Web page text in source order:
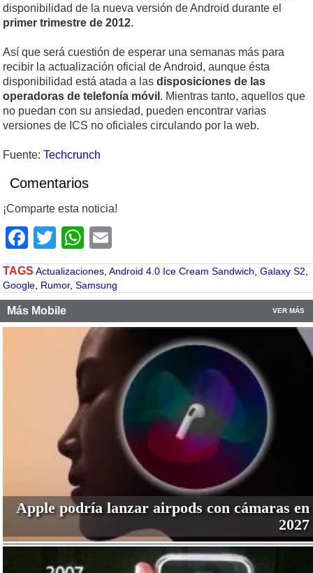
disponibilidad de la nueva versión de Android durante el
primer trimestre de 2012.
Así que será cuestión de esperar una semanas más para
recibir la actualización oficial de Android, aunque ésta
disponibilidad está atada a las disposiciones de las
operadoras de telefonía móvil . Mientras tanto, aquellos que
no puedan con su ansiedad, pueden encontrar varias
versiones de ICS no oficiales circulando por la web.
Fuente: Techcrunch
Comentarios
¡Comparte esta noticia!
Facebook
TwitterWhatsApp
TAGS Actualizaciones Android 4.0 Ice Cream Sandwich Galaxy S2
Google Rumor, Samsung
Más Mobile VER MÁS
Apple podría lanzar airpods con cámaras en
2027